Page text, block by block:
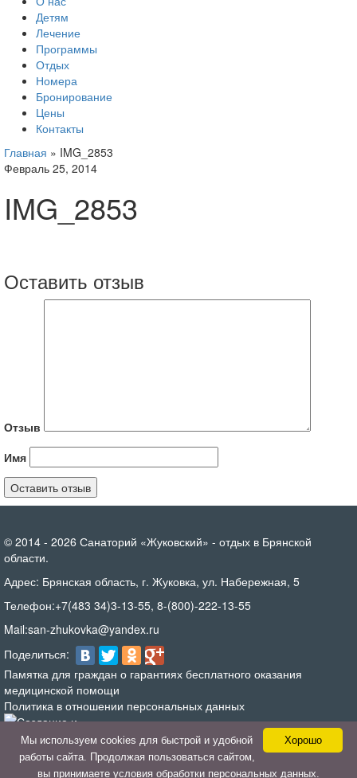
Детям
Лечение
Программы
Отдых
Номера
Бронирование
Цены
Контакты
Главная » IMG_2853
Февраль 25, 2014
IMG_2853
Оставить отзыв
Отзыв
Имя
© 2014 - 2026 Санаторий «Жуковский» - отдых в Брянской
области.
Адрес: Брянская область, г. Жуковка, ул. Набережная, 5
Телефон:+7(483 34)3-13-55, 8-(800)-222-13-55
Mail:san-zhukovka@yandex.ru
Поделиться:
Памятка для граждан о гарантиях бесплатного оказания
медицинской помощи
Политика в отношении персональных данных
- Продвижение сайтов
Хорошо
Мы используем cookies для быстрой и удобной
работы сайта. Продолжая пользоваться сайтом,
вы принимаете условия обработки персональных данных.